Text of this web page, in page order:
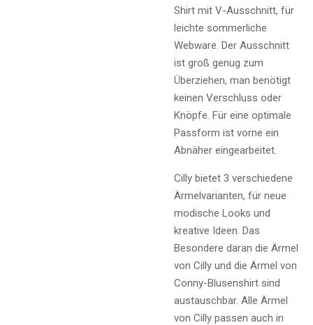
Shirt mit V-Ausschnitt, für
leichte sommerliche
Webware. Der Ausschnitt
ist groß genug zum
Überziehen, man benötigt
keinen Verschluss oder
Knöpfe. Für eine optimale
Passform ist vorne ein
Abnäher eingearbeitet.
Cilly bietet 3 verschiedene
Ärmelvarianten, für neue
modische Looks und
kreative Ideen. Das
Besondere daran die Ärmel
von Cilly und die Ärmel von
Conny-Blusenshirt sind
austauschbar. Alle Ärmel
von Cilly passen auch in